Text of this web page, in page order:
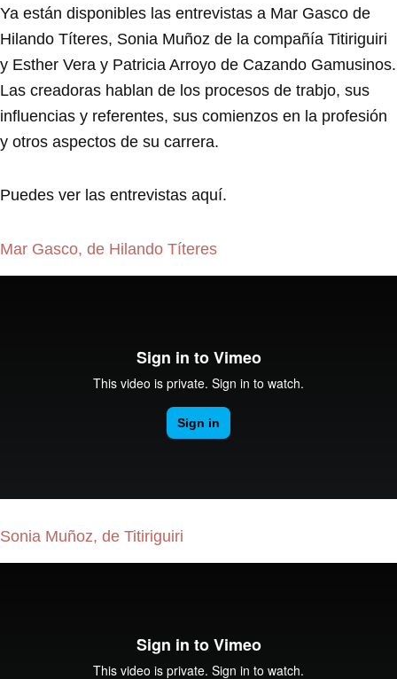
Ya están disponibles las entrevistas a Mar Gasco de
Hilando Títeres, Sonia Muñoz de la compañía Titiriguiri
y Esther Vera y Patricia Arroyo de Cazando Gamusinos.
Las creadoras hablan de los procesos de trabjo, sus
influencias y referentes, sus comienzos en la profesión
y otros aspectos de su carrera.
Puedes ver las entrevistas aquí.
Mar Gasco, de Hilando Títeres
Sonia Muñoz, de Titiriguiri